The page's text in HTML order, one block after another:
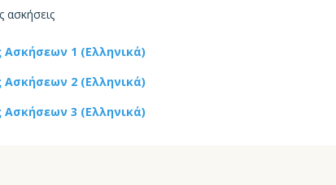
ασκήσεις
Ασκήσεων 1 (Ελληνικά)
Ασκήσεων 2 (Ελληνικά)
Ασκήσεων 3 (Ελληνικά)